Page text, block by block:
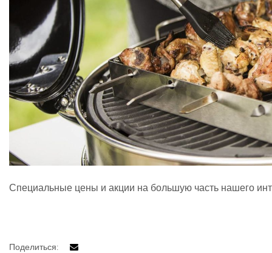
Специальные цены и акции на большую часть нашего
Поделиться: